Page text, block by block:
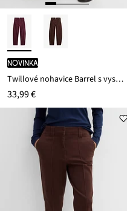
novinka
Twillové nohavice Barrel s vysokým pásom
33,99 €